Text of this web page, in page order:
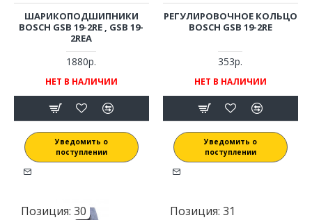
ШАРИКОПОДШИПНИКИ
BOSCH GSB 19-2RE , GSB 19-
2REA
1880р.
НЕТ В НАЛИЧИИ
Уведомить о
поступлении
РЕГУЛИРОВОЧНОЕ КОЛЬЦО
BOSCH GSB 19-2RE
353р.
НЕТ В НАЛИЧИИ
Уведомить о
поступлении
Позиция: 30 Позиция: 31